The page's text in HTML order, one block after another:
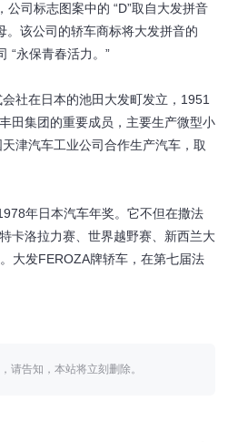
公司标志图案中的 “D”取自大发拼音
。该公司的轿车商标将大发拼音的
“永保青春活力。”
社在日本的池田大发町发立，1951
田集团的重要成员，主要生产微型小
津汽车工业公司合作生产汽车，取
年日本汽车年奖。它不但在撒法
卡洛拉力赛、世界越野赛、新西兰大
大发FEROZA牌轿车，在第七届法
请告知，本站将立刻删除。